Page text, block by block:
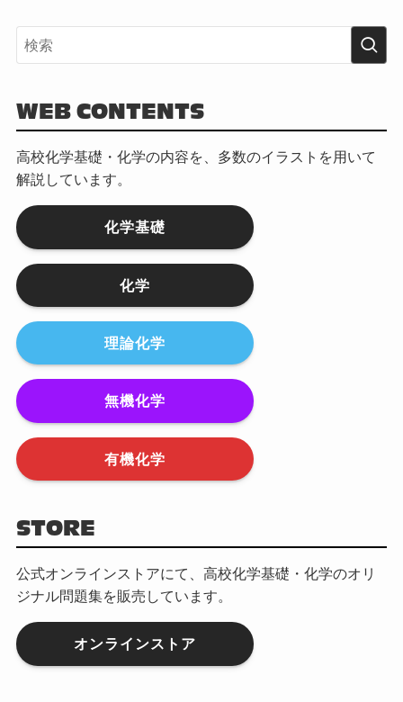
WEB CONTENTS
高校化学基礎・化学の内容を、多数のイラストを用いて
解説しています。
化学基礎
化学
理論化学
無機化学
有機化学
STORE
公式オンラインストアにて、高校化学基礎・化学のオリ
ジナル問題集を販売しています。
オンラインストア